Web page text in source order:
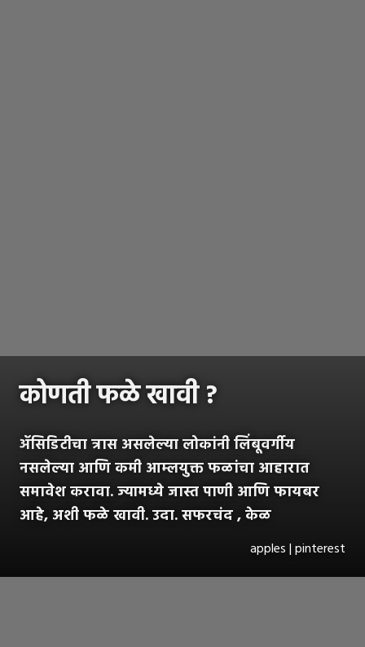
कोणती फळे खावी ?
ॲसिडिटीचा त्रास असलेल्या लोकांनी लिंबूवर्गीय
नसलेल्या आणि कमी आम्लयुक्त फळांचा आहारात
समावेश करावा. ज्यामध्ये जास्त पाणी आणि फायबर
आहे, अशी फळे खावी. उदा. सफरचंद , केळ
apples | pinterest